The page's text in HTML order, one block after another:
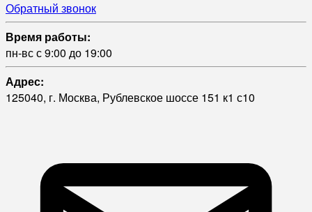
Обратный звонок
Время работы:
пн-вс с 9:00 до 19:00
Адрес:
125040, г. Москва, Рублевское шоссе 151 к1 с10